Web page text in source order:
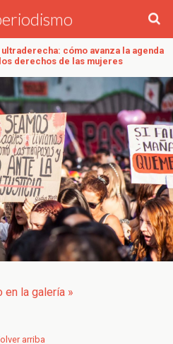
cómo avanza la agenda
derechos de las mujeres
en la galería »
arriba